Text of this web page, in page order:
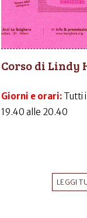
Corso di Lindy
Giorni e orari: Tutti
19.40 alle 20.40
LEGGI